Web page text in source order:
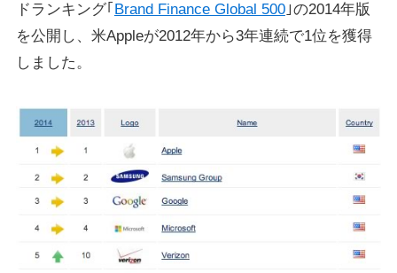
ドランキング｢ Brand Finance Global 500｣の2014年版
を公開し、米Appleが2012年から3年連続で1位を獲得
しました。